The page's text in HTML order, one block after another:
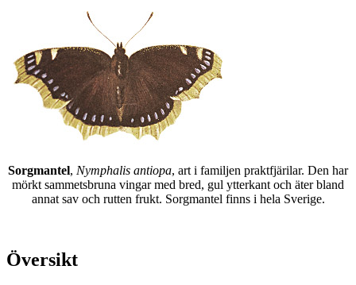
Sorgmantel, Nymphalis antiopa, art i familjen praktfjärilar. Den har
mörkt sammetsbruna vingar med bred, gul ytterkant och äter bland
annat sav och rutten frukt. Sorgmantel finns i hela Sverige.
Översikt